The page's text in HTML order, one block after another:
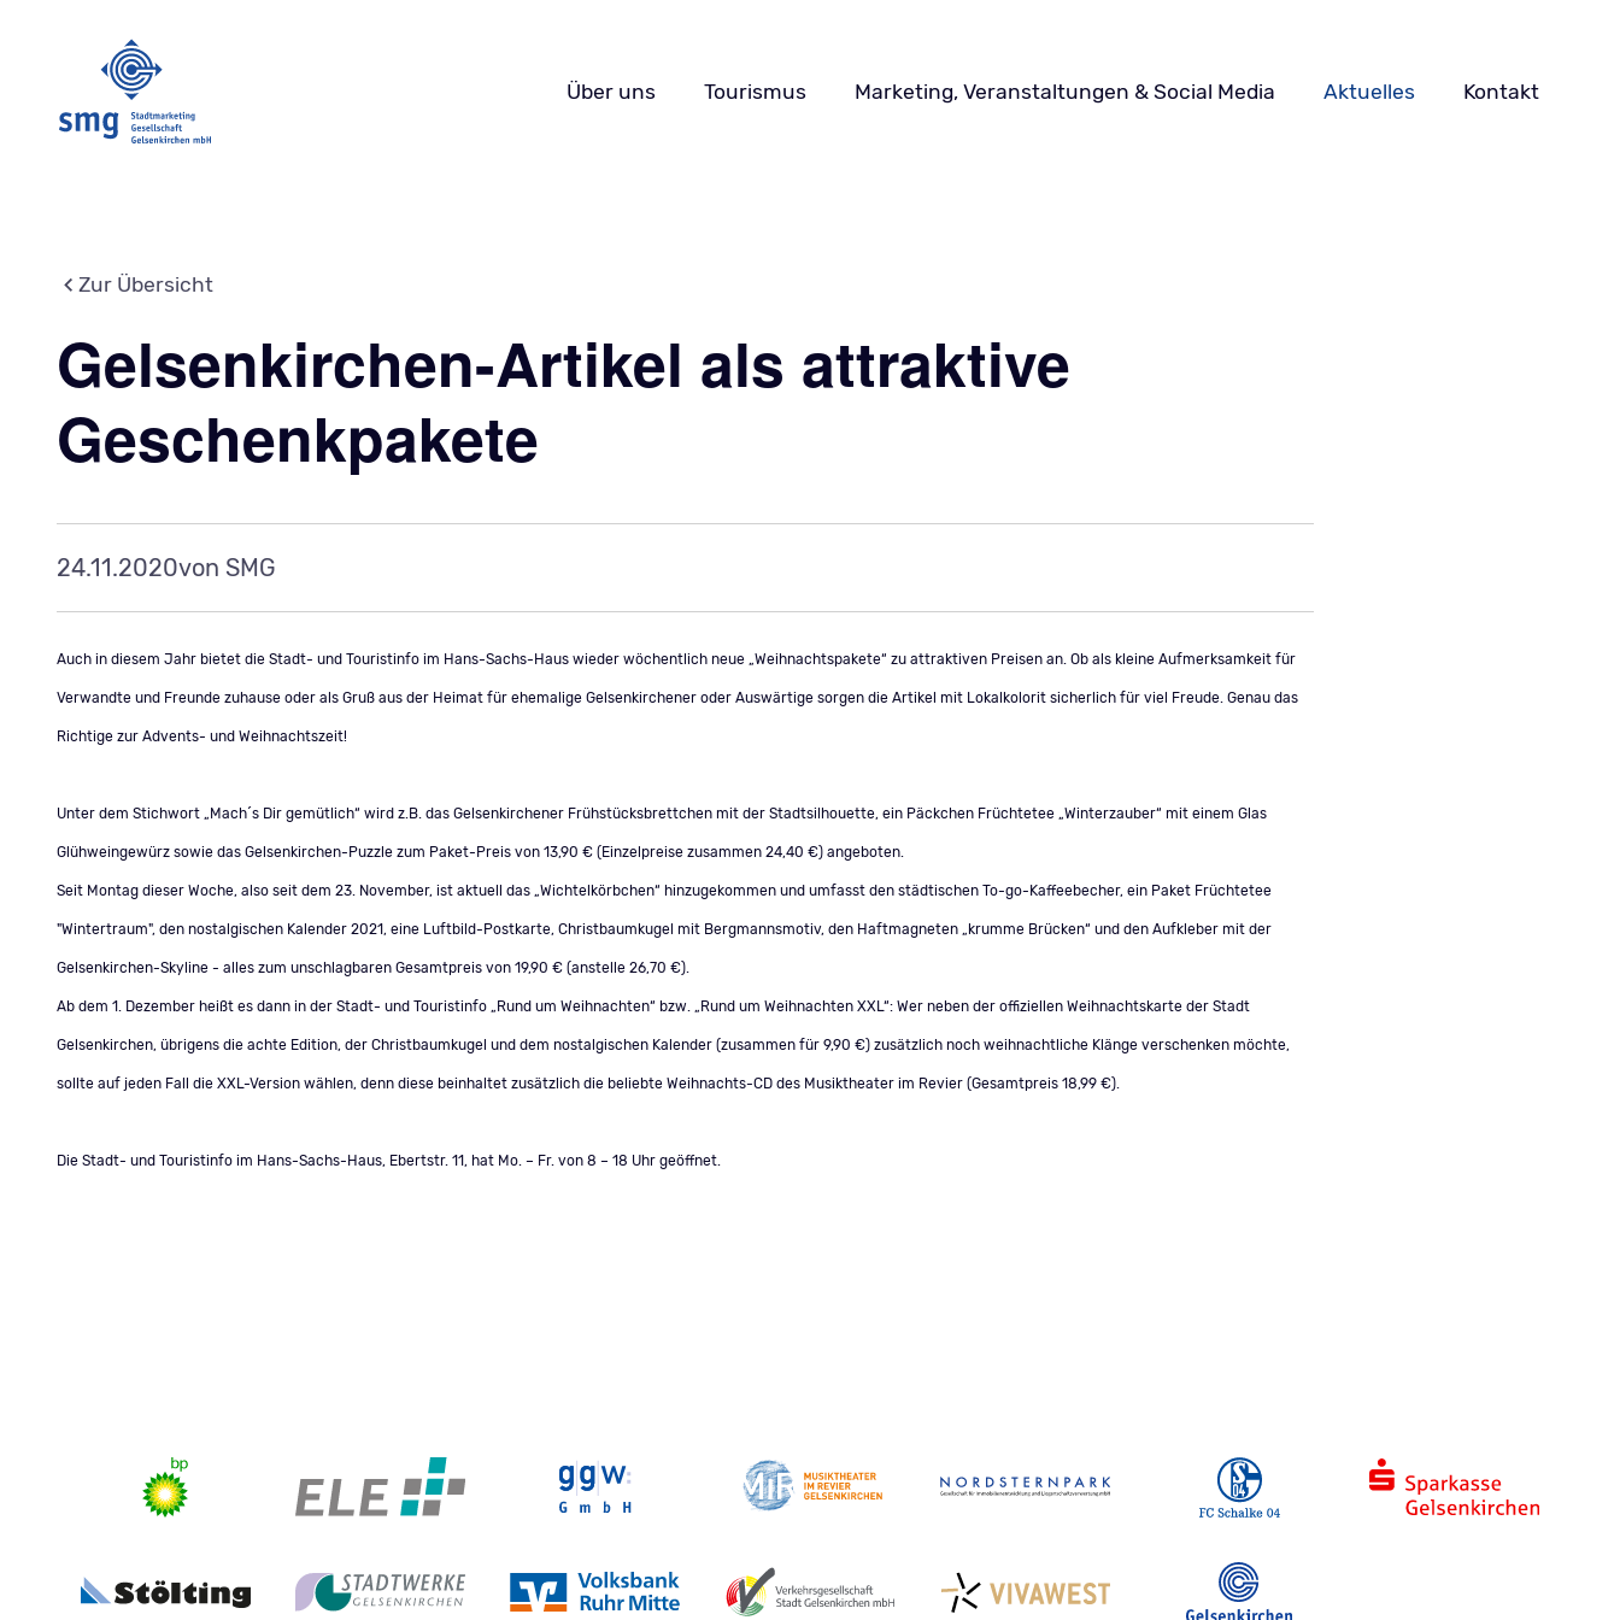
Navigation
Über uns Tourismus Marketing, Veranstaltungen & Social Media Aktuelles Kontakt
Gelsenkirchen-Artikel als attraktive
Geschenkpakete
24.11.2020von SMG
Auch in diesem Jahr bietet die Stadt- und Touristinfo im Hans-Sachs-Haus wieder wöchentlich neue „Weihnachtspakete“ zu attraktiven Preisen an. Ob als kleine Aufmerksamkeit für
Verwandte und Freunde zuhause oder als Gruß aus der Heimat für ehemalige Gelsenkirchener oder Auswärtige sorgen die Artikel mit Lokalkolorit sicherlich für viel Freude. Genau das
Richtige zur Advents- und Weihnachtszeit!
Unter dem Stichwort „Mach´s Dir gemütlich“ wird z.B. das Gelsenkirchener Frühstücksbrettchen mit der Stadtsilhouette, ein Päckchen Früchtetee „Winterzauber“ mit einem Glas
Glühweingewürz sowie das Gelsenkirchen-Puzzle zum Paket-Preis von 13,90 € (Einzelpreise zusammen 24,40 €) angeboten.
Seit Montag dieser Woche, also seit dem 23. November, ist aktuell das „Wichtelkörbchen“ hinzugekommen und umfasst den städtischen To-go-Kaffeebecher, ein Paket Früchtetee
"Wintertraum", den nostalgischen Kalender 2021, eine Luftbild-Postkarte, Christbaumkugel mit Bergmannsmotiv, den Haftmagneten „krumme Brücken“ und den Aufkleber mit der
Gelsenkirchen-Skyline - alles zum unschlagbaren Gesamtpreis von 19,90 € (anstelle 26,70 €).
Ab dem 1. Dezember heißt es dann in der Stadt- und Touristinfo „Rund um Weihnachten“ bzw. „Rund um Weihnachten XXL“: Wer neben der offiziellen Weihnachtskarte der Stadt
Gelsenkirchen, übrigens die achte Edition, der Christbaumkugel und dem nostalgischen Kalender (zusammen für 9,90 €) zusätzlich noch weihnachtliche Klänge verschenken möchte,
sollte auf jeden Fall die XXL-Version wählen, denn diese beinhaltet zusätzlich die beliebte Weihnachts-CD des Musiktheater im Revier (Gesamtpreis 18,99 €).
Die Stadt- und Touristinfo im Hans-Sachs-Haus, Ebertstr. 11, hat Mo. – Fr. von 8 – 18 Uhr geöffnet.
Zur Übersicht